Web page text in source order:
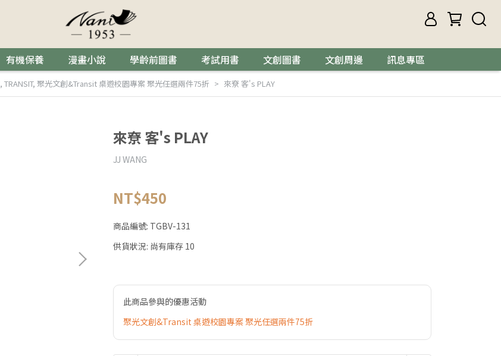
有機保養 漫畫小說 學齡前圖書 考試用書 文創圖書 文創周邊 訊息專區
, TRANSIT, 聚光文創&Transit 桌遊校園專案 聚光任選兩件75折 來尞 客's PLAY
來尞 客's PLAY
JJ WANG
NT$450
商品編號: TGBV-131
供貨狀況: 尚有庫存 10
此商品參與的優惠活動
聚光文創&Transit 桌遊校園專案 聚光任選兩件75折